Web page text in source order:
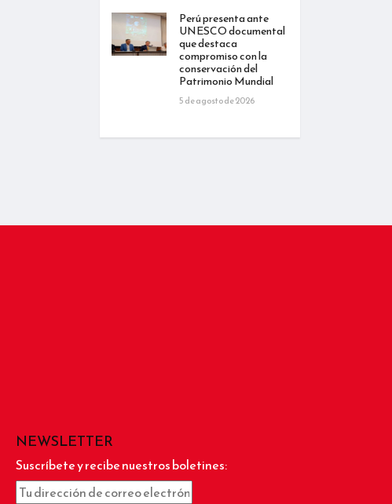
Perú presenta ante
UNESCO documental
que destaca
compromiso con la
conservación del
Patrimonio Mundial
5 de agosto de 2026
NEWSLETTER
Suscríbete y recibe nuestros boletines: